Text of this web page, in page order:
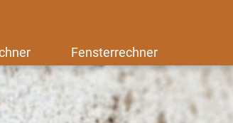
Fensterrechner